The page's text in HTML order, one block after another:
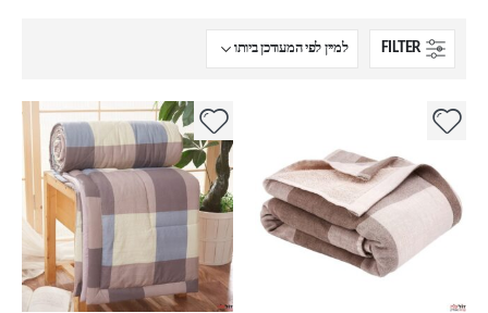
FILTER
למוצר
מספר
סוגים.
ניתן
האפשרויות
למוצר
יש
מספר
סוגים.
לבחור
את
האפשרויות